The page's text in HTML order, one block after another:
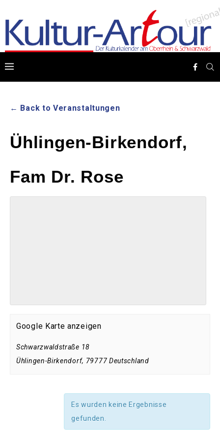
← Back to Veranstaltungen
Ühlingen-Birkendorf,
Fam Dr. Rose
Google Karte anzeigen
Schwarzwaldstraße 18
Ühlingen-Birkendorf, 79777 Deutschland
Es wurden keine Ergebnisse
gefunden.